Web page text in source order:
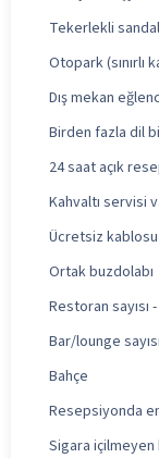
Tekerlekli
Otopark (sınırlı
Dış mekan
Birden fazla dil
24 saat açık
Kahvaltı servisi
Ücretsiz
Ortak buzdolabı
Restoran sayısı
Bar/lounge
Bahçe
Resepsiyonda
Sigara